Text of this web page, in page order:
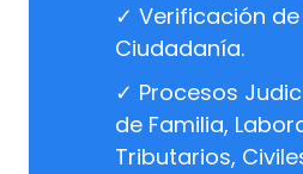
✓ Verificación
Ciudadanía.
✓ Procesos
de Familia,
Tributarios,